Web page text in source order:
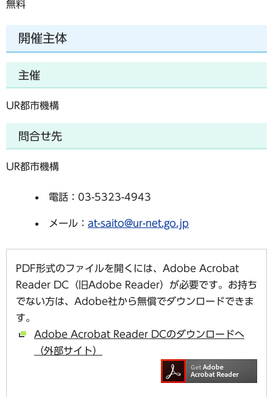
無料
開催主体
主催
UR都市機構
問合せ先
UR都市機構
電話：03-5323-4943
メール： at-saito@ur-net.go.jp
PDF形式のファイルを開くには、Adobe Acrobat
Reader DC（旧Adobe Reader）が必要です。お持ち
でない方は、Adobe社から無償でダウンロードできま
す。
Adobe Acrobat Reader DCのダウンロードへ
（外部サイト）